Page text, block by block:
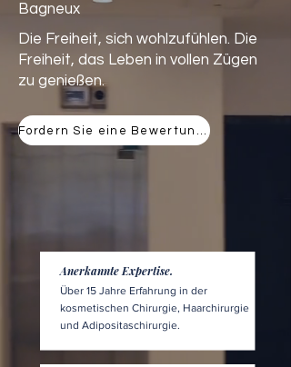
Bagneux
Die Freiheit, sich wohlzufühlen. Die
Freiheit, das Leben in vollen Zügen
zu genießen.
Anerkannte Expertise.
Über 15 Jahre Erfahrung in der
kosmetischen Chirurgie, Haarchirurgie
und Adipositaschirurgie.